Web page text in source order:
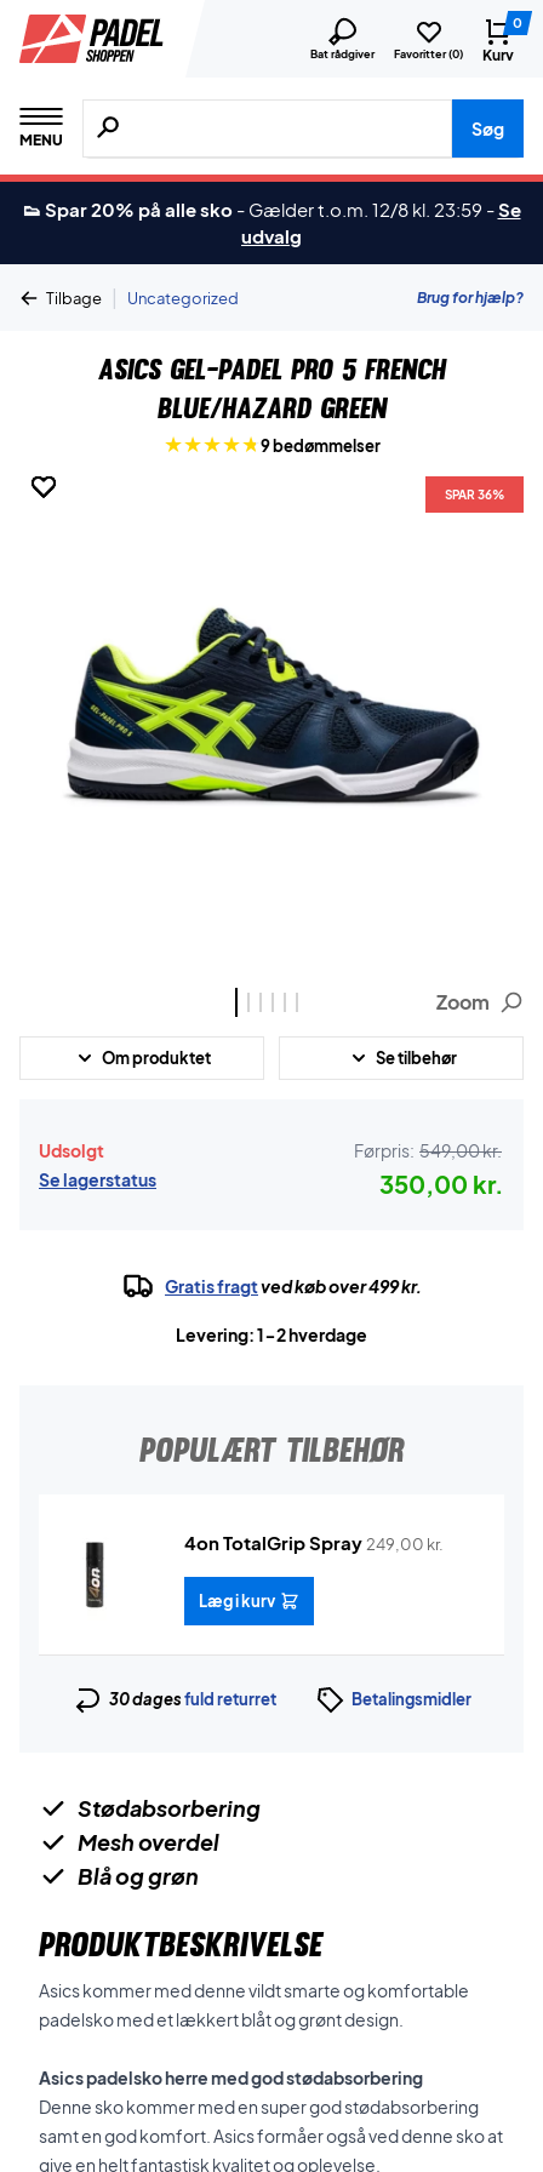
Bat rådgiver Favoritter (0)
0
Kurv
MENU
Søg efter produkter, mærker etc.
Søg
👟 Spar 20% på alle sko - Gælder t.o.m. 12/8 kl. 23:59 -Se
udvalg
Tilbage | Uncategorized Brug for hjælp?
Asics Gel-Padel Pro 5 French
Blue/Hazard Green
9 bedømmelser
SPAR 36%
SPAR 36%
SPAR 36%
SPAR 36%
SPAR 36%
SPAR 36%
Zoom
Om produktet Se tilbehør
Udsolgt
Se lagerstatus
Førpris: 549,00 kr.
350,00 kr.
Gratis fragtved køb over 499 kr.
Levering: 1-2 hverdage
POPULÆRT TILBEHØR
4on TotalGrip Spray 249,00 kr.
Læg i kurv
30 dagesfuld returret Betalingsmidler
Stødabsorbering
Mesh overdel
Blå og grøn
PRODUKTBESKRIVELSE
Asics kommer med denne vildt smarte og komfortable
padelsko med et lækkert blåt og grønt design.
Asics padelsko herre med god stødabsorbering
Denne sko kommer med en super god stødabsorbering
samt en god komfort. Asics formåer også ved denne sko at
give en helt fantastisk kvalitet og oplevelse.